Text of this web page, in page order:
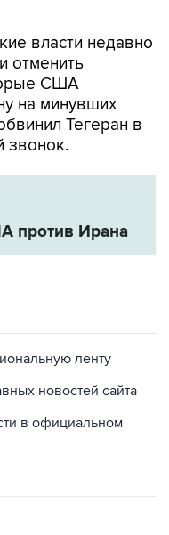
власти недавно
отменить
США
на минувших
Тегеран в
звонок.
против Ирана
ленту
новостей сайта
в официальном